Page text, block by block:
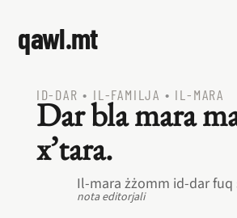
qawl.mt
ID‑DAR • IL‑FAMILJA • IL‑MARA
Dar bla mara
x’tara.
Il‑mara żżomm id‑dar
nota editorjali